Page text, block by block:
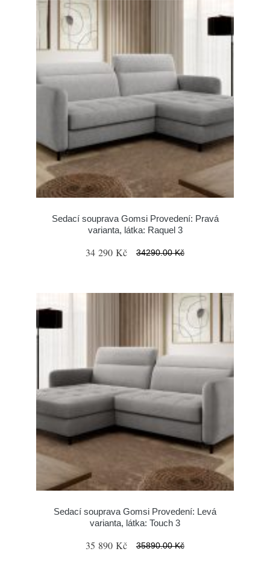
Sedací souprava Gomsi Provedení: Pravá
varianta, látka: Raquel 3
34 290 Kč 34290.00 Kč
Sedací souprava Gomsi Provedení: Levá
varianta, látka: Touch 3
35 890 Kč 35890.00 Kč